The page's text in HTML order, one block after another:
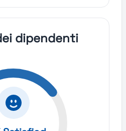
dipendenti